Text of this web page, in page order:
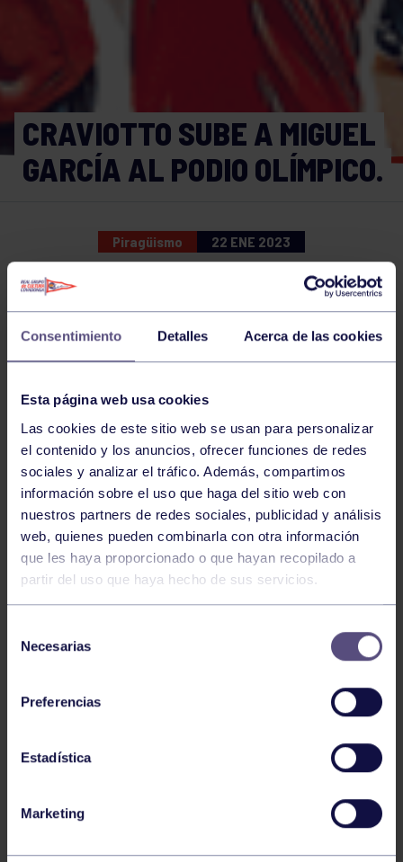
Consentimiento Detalles Acerca de las cookies
Esta página web usa cookies
Las cookies de este sitio web se usan para personalizar
el contenido y los anuncios, ofrecer funciones de redes
sociales y analizar el tráfico. Además, compartimos
información sobre el uso que haga del sitio web con
nuestros partners de redes sociales, publicidad y análisis
web, quienes pueden combinarla con otra información
que les haya proporcionado o que hayan recopilado a
partir del uso que haya hecho de sus servicios.
Necesarias
Preferencias
Estadística
Marketing
CRAVIOTTO SUBE A MIGUEL
GARCÍA AL PODIO OLÍMPICO.
Piragüismo 22 ENE 2023
NOTICIAS RELACIONADAS
Piragüismo 06 Ago 2026
CÉSAR ÁLVAREZ CONQUISTA EL MINI
SELLA
CAMPEONATO DE ESPAÑA SPRINT